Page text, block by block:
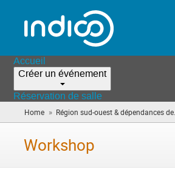
Accueil
Créer un événement
Réservation de salle
Home » Région sud-ouest & dépendances de...
Workshop